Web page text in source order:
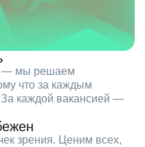
— мы решаем
что за каждым
каждой вакансией —
зрения. Ценим всех,